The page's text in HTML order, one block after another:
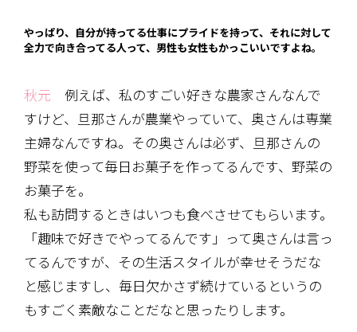
やっぱり、自分が持ってる仕事にプライドを持って、それに対して
全力で向き合ってる人って、男性も女性もかっこいいですよね。
秋元 例えば、私のすごい好きな農家さんなんで
すけど、旦那さんが農業やっていて、奥さんは専業
主婦なんですね。その奥さんは必ず、旦那さんの
野菜を使って毎日お菓子を作ってるんです、野菜の
お菓子を。
私も訪問するときはいつも食べさせてもらいます。
「趣味で好きでやってるんです」って奥さんは言っ
てるんですが、その生活スタイルが幸せそうだな
と感じますし、毎日欠かさず続けているというの
もすごく素敵なことだなと思ったりします。